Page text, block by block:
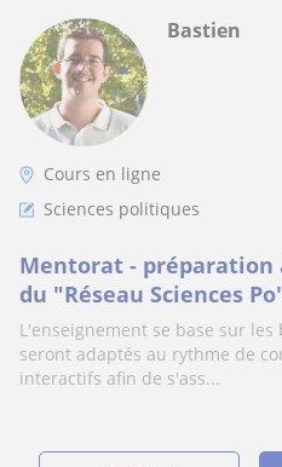
Bastien
Cours en ligne
Sciences politiques
Mentorat - préparation
du "Réseau Sciences
province. Coach pour
supérieures
L'enseignement se base sur
seront adaptés au rythme de
interactifs afin de s'ass...